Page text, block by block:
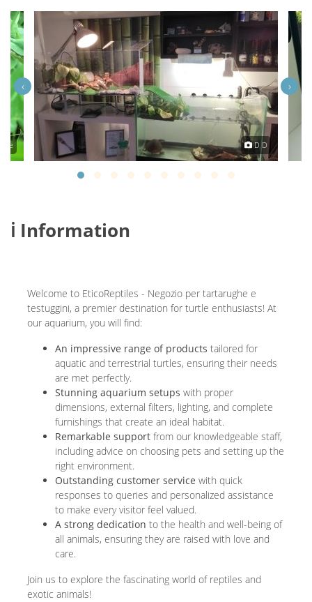
D D
‹ ›
ℹ️ Information
Welcome to EticoReptiles - Negozio per tartarughe e
testuggini, a premier destination for turtle enthusiasts! At
our aquarium, you will find:
An impressive range of products tailored for
aquatic and terrestrial turtles, ensuring their needs
are met perfectly.
Stunning aquarium setups with proper
dimensions, external filters, lighting, and complete
furnishings that create an ideal habitat.
Remarkable support from our knowledgeable staff,
including advice on choosing pets and setting up the
right environment.
Outstanding customer service with quick
responses to queries and personalized assistance
to make every visitor feel valued.
A strong dedication to the health and well-being of
all animals, ensuring they are raised with love and
care.
Join us to explore the fascinating world of reptiles and
exotic animals!